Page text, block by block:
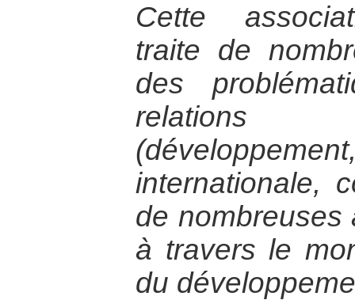
Cette
traite de
des
relations
internationale,
de nombreuses
à travers le
du